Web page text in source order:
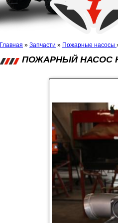
Главная » Запчасти » Пожарные насосы
ПОЖАРНЫЙ НАСОС